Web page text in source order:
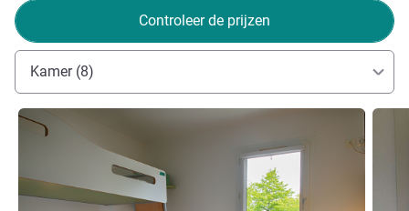
Controleer de prijzen
Kamer (8)
Meer informatie Meer